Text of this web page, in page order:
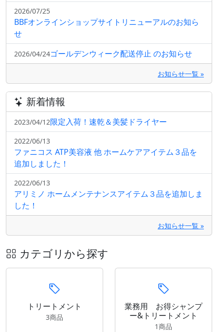
2026/07/25
BBFオンラインショップサイトリニューアルのお知ら
せ
2026/04/24ゴールデンウィーク配送停止 のお知らせ
お知らせ一覧 »
新着情報
2023/04/12限定入荷！速乾＆美髪ドライヤー
2022/06/13
ファニコス ATP美容液 他 ホームケアアイテム３品を
追加しました！
2022/06/13
アリミノ ホームメンテナンスアイテム３品を追加しま
した！
お知らせ一覧 »
カテゴリから探す
トリートメント
3商品
業務用 お得シャンプ
ー&トリートメント
1商品